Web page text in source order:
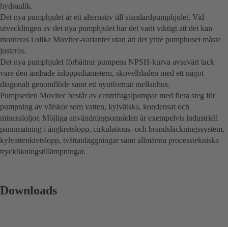
hydraulik.
Det nya pumphjulet är ett alternativ till standardpumphjulet. Vid
utvecklingen av det nya pumphjulet har det varit viktigt att det kan
monteras i olika Movitec-varianter utan att det yttre pumphuset måste
justeras.
Det nya pumphjulet förbättrar pumpens NPSH-kurva avsevärt tack
vare den ändrade inloppsdiametern, skovelbladen med ett något
diagonalt genomflöde samt ett nyutformat mellanhus.
Pumpserien Movitec består av centrifugalpumpar med flera steg för
pumpning av vätskor som vatten, kylvätska, kondensat och
mineraloljor. Möjliga användningsområden är exempelvis industriell
pannmatning i ångkretslopp, cirkulations- och brandsläckningssystem,
kylvattenkretslopp, tvättanläggningar samt allmänna processtekniska
tryckökningstillämpningar.
Downloads